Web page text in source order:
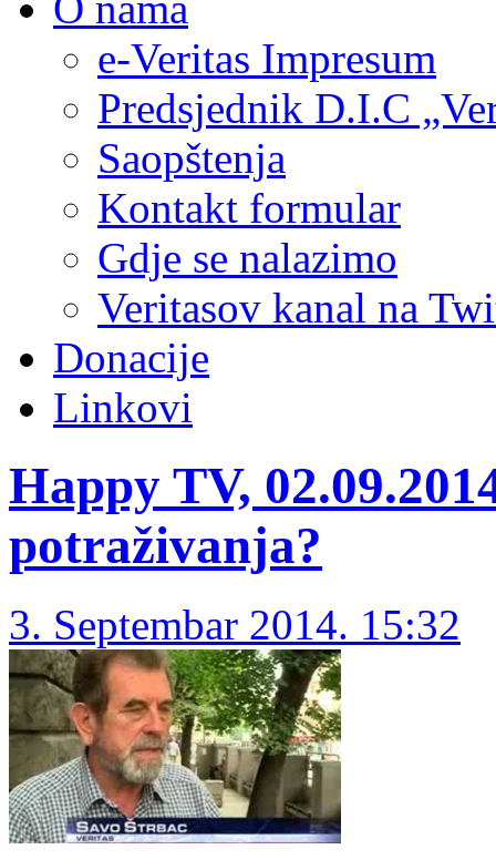
e-Veritas Impresum
Predsjednik D.I.C
Saopštenja
Kontakt formular
Gdje se nalazimo
Veritasov kanal na
Donacije
Linkovi
Happy TV,
potraživanja?
3. Septembar 2014. 15:32